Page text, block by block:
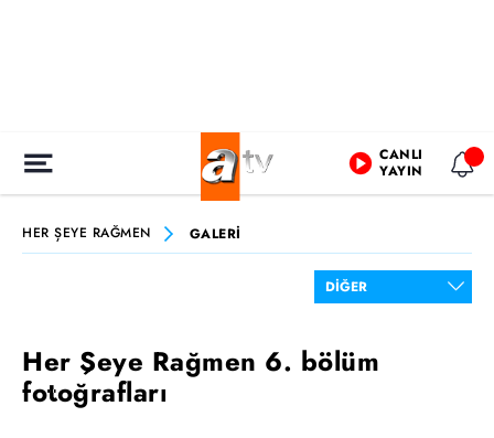
CANLI
YAYIN
HER ŞEYE RAĞMEN GALERİ
Her Şeye Rağmen 6. bölüm
fotoğrafları